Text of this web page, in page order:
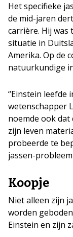
Het specifieke
de mid-jaren
carrière. Hij was
situatie in
Amerika. Op de
natuurkundige
“Einstein leefde
wetenschapper
noemde ook
zijn leven
probeerde te
jassen-
Koopje
Niet alleen zijn
worden
Einstein en zijn